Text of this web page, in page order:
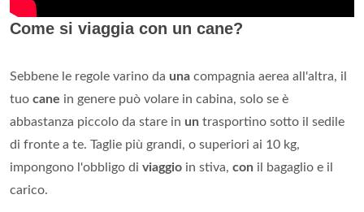
Come si viaggia con un cane?
Sebbene le regole varino da una compagnia aerea all'altra, il
tuo cane in genere può volare in cabina, solo se è
abbastanza piccolo da stare in un trasportino sotto il sedile
di fronte a te. Taglie più grandi, o superiori ai 10 kg,
impongono l'obbligo di viaggio in stiva, con il bagaglio e il
carico.